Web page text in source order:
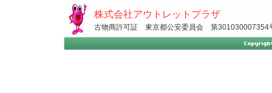
株式会社アウトレットプラザ
古物商許可証 東京都公安委員会 第301030007354